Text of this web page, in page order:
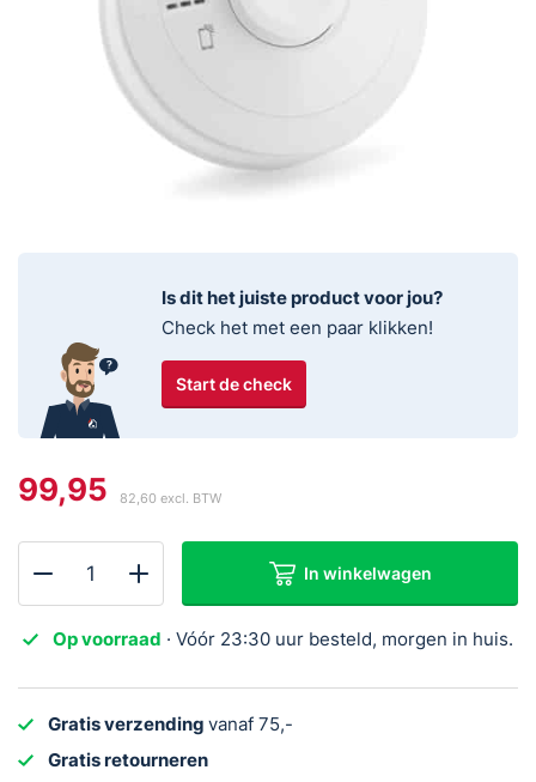
Is dit het juiste product voor jou?
Check het met een paar klikken!
Start de check
99,95 82,60 excl. BTW
Rook
230V
aantal
In winkelwagen
Op voorraad · Vóór 23:30 uur besteld, morgen in huis.
Gratis verzending vanaf 75,-
Gratis retourneren